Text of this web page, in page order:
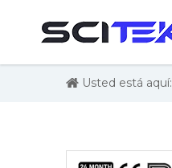
Usted está aquí: